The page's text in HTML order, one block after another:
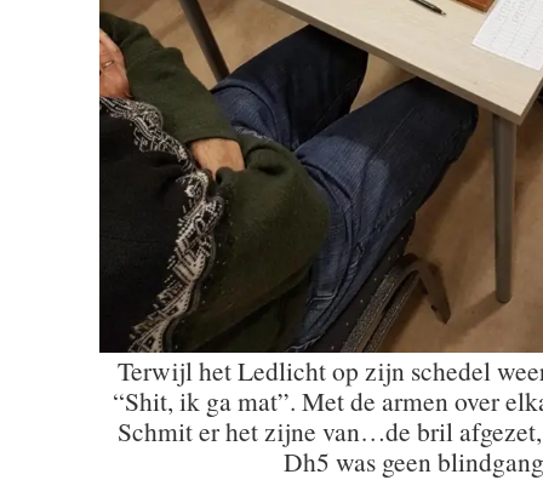
Terwijl het Ledlicht op zijn schedel
“Shit, ik ga mat”. Met de armen over
Schmit er het zijne van…de bril
Dh5 was geen